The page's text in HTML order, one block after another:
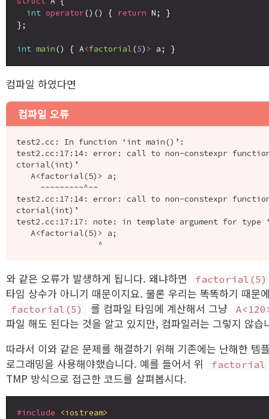
int operator ()() { return N; }
};
int main () { A<factorial (5) >
컴파일 하였다면
컴파일 오류
test2.cc: In function ‘int main()’:
test2.cc:17:14: error: call to non-constexpr
ctorial(int)’
test2.cc:17:14: error: call to non-constexpr
ctorial(int)’
test2.cc:17:17: note: in template argument for
와 같은 오류가 발생하게 됩니다. 왜냐하면 factorial(5)
타임 상수가 아니기 때문이지요. 물론 우리는 똑똑하기 때문
factorial(5) 를 컴파일 타임에 계산해서 그냥
파일 해도 된다는 것을 알고 있지만, 컴파일러는 그렇지 않습
따라서 이와 같은 문제를 해결하기 위해 기존에는 난해한 템
로그래밍을 사용해야했습니다. 예를 들어서 위
factorial
TMP 방식으로 접근한 코드를 살펴봅시다.
#include <iostream>